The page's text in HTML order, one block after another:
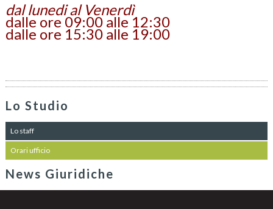
dal lunedi al Venerdì
dalle ore 09:00 alle 12:30
dalle ore 15:30 alle 19:00
Lo Studio
Lo staff
Orari ufficio
News Giuridiche